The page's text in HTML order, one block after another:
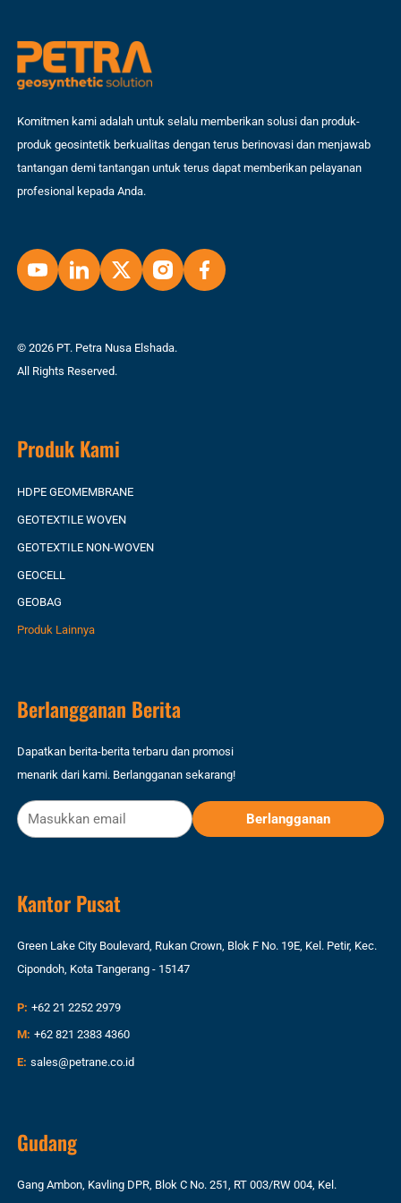
Komitmen kami adalah untuk selalu memberikan solusi dan produk-
produk geosintetik berkualitas dengan terus berinovasi dan menjawab
tantangan demi tantangan untuk terus dapat memberikan pelayanan
profesional kepada Anda.
© 2026 PT. Petra Nusa Elshada.
All Rights Reserved.
Produk Kami
HDPE GEOMEMBRANE
GEOTEXTILE WOVEN
GEOTEXTILE NON-WOVEN
GEOCELL
GEOBAG
Produk Lainnya
Berlangganan Berita
Dapatkan berita-berita terbaru dan promosi
menarik dari kami. Berlangganan sekarang!
Kantor Pusat
Green Lake City Boulevard, Rukan Crown, Blok F No. 19E, Kel. Petir, Kec.
Cipondoh, Kota Tangerang - 15147
P: +62 21 2252 2979
M: +62 821 2383 4360
E: sales@petrane.co.id
Gudang
Gang Ambon, Kavling DPR, Blok C No. 251, RT 003/RW 004, Kel.